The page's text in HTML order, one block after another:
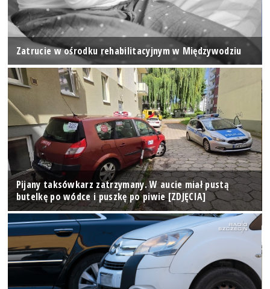
Zatrucie w ośrodku rehabilitacyjnym w Międzywodziu
Pijany taksówkarz zatrzymany. W aucie miał pustą
butelkę po wódce i puszkę po piwie [ZDJĘCIA]